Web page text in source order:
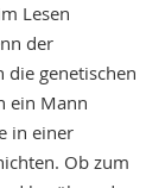
Lesen
der
die genetischen
ein Mann
in einer
Ob zum